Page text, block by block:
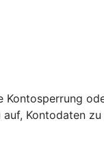
Kontosperrung
Kontodaten